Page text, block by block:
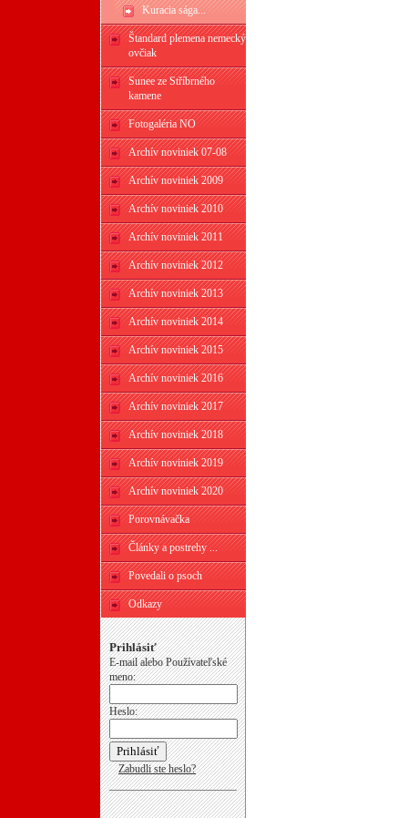
Kuracia sága...
Štandard plemena nemecký
ovčiak
Sunee ze Stříbrného
kamene
Fotogaléria NO
Archív noviniek 07-08
Archív noviniek 2009
Archív noviniek 2010
Archív noviniek 2011
Archív noviniek 2012
Archív noviniek 2013
Archív noviniek 2014
Archív noviniek 2015
Archív noviniek 2016
Archív noviniek 2017
Archív noviniek 2018
Archív noviniek 2019
Archív noviniek 2020
Porovnávačka
Články a postrehy ...
Povedali o psoch
Odkazy
Prihlásiť
E-mail alebo Používateľské
meno:
Heslo:
Zabudli ste heslo?